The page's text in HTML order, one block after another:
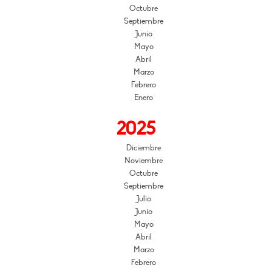
Octubre
Septiembre
Junio
Mayo
Abril
Marzo
Febrero
Enero
2025
Diciembre
Noviembre
Octubre
Septiembre
Julio
Junio
Mayo
Abril
Marzo
Febrero